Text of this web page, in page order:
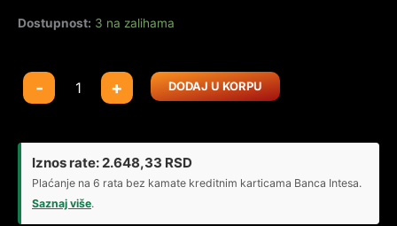
Dostupnost: 3 na zalihama
-
Gaming
tastatura
Turbo
Nova
+ DODAJ U KORPU
Iznos rate: 2.648,33 RSD
Plaćanje na 6 rata bez kamate kreditnim karticama Banca Intesa.
Saznaj više.